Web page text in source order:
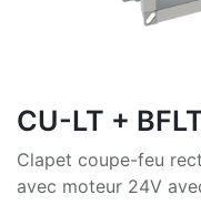
CU-LT +
Clapet coupe-feu
avec moteur 24V